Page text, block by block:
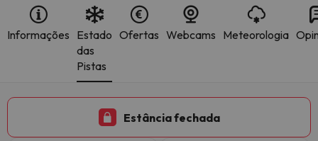
Informações Estado
das
Pistas
Ofertas Webcams Meteorologia
Estância fechada